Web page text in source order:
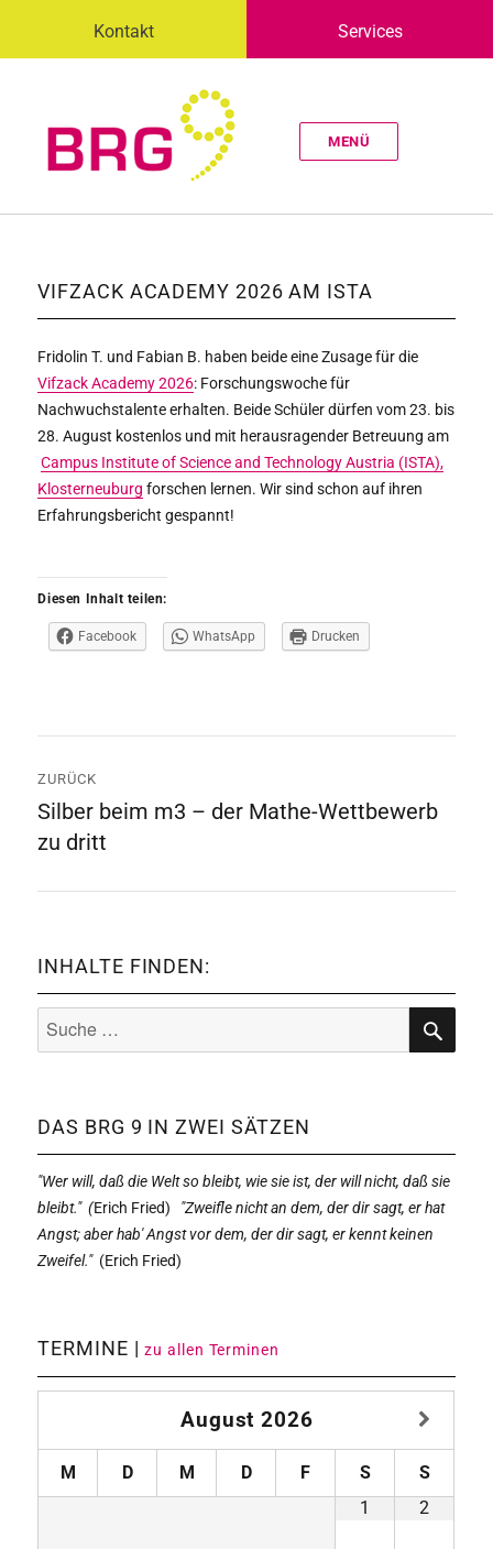
Kontakt Services
MENÜ
VIFZACK ACADEMY 2026 AM ISTA
Fridolin T. und Fabian B. haben beide eine Zusage für die
Vifzack Academy 2026: Forschungswoche für
Nachwuchstalente erhalten. Beide Schüler dürfen vom 23. bis
28. August kostenlos und mit herausragender Betreuung am
Campus Institute of Science and Technology Austria (ISTA),
Klosterneuburg forschen lernen. Wir sind schon auf ihren
Erfahrungsbericht gespannt!
Diesen Inhalt teilen:
Facebook WhatsApp Drucken
Navigation
ZURÜCK
Vorheriger
Beitrag:
Silber beim m3 – der Mathe-Wettbewerb
zu dritt
INHALTE FINDEN:
Suche
nach:
SUCHE
DAS BRG 9 IN ZWEI SÄTZEN
"Wer will, daß die Welt so bleibt, wie sie ist, der will nicht, daß sie
bleibt." (Erich Fried)
"Zweifle nicht an dem, der dir sagt, er hat
Angst; aber hab' Angst vor dem, der dir sagt, er kennt keinen
Zweifel."(Erich Fried)
TERMINE |zu allen Terminen
August 2026
M D M D F S
S
1
2